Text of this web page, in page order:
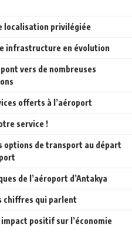
localisation privilégiée
infrastructure en évolution
pont vers de nombreuses
offerts à l’aéroport
service !
options de transport au départ
de l’aéroport d’Antakya
chiffres qui parlent
impact positif sur l’économie